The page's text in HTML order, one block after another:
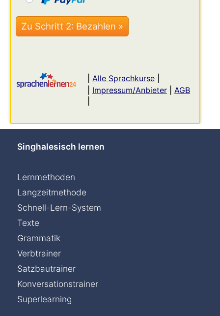
Alle Sprachkurse
Impressum/Anbieter
AGB
Singhalesisch lernen
Lernmethoden
Langzeitmethode
Schnell-Lern-System
Texte
Grammatik
Verbtrainer
Satzbautrainer
Konversationstrainer
Superlearning